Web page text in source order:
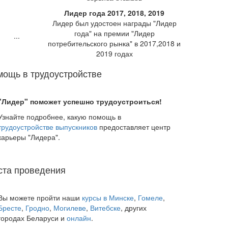
Лидер года 2017, 2018, 2019
Лидер был удостоен награды "Лидер
года" на премии "Лидер
потребительского рынка" в 2017,2018 и
2019 годах
в трудоустройстве
поможет успешно трудоустроиться!
подробнее, какую помощь в
выпускников предоставляет центр
"Лидера".
проведения
можете пройти наши курсы в Минске, Гомеле,
, Гродно, Могилеве, Витебске, других
Беларуси и онлайн.